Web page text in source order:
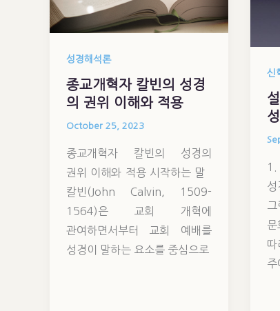
성경해석론
종교개혁자 칼빈의 성경
의 권위 이해와 적용
October 25, 2023
종교개혁자 칼빈의 성경의
권위 이해와 적용 시작하는 말
칼빈(John Calvin, 1509-
1564)은 교회 개혁에
관여하면서부터 교회 예배를
성경이 말하는 요소를 중심으로
신
1.
주